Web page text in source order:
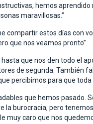
hemos
maravillosas.”
compartir estos días con
que nos veamos pronto”.
que nos den todo el
de segunda. También
percibimos para que
que hemos pasado.
burocracia, pero
muy caro que nos